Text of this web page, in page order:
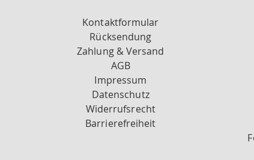
Kontaktformular
Rücksendung
Zahlung & Versand
AGB
Impressum
Datenschutz
Widerrufsrecht
Barrierefreiheit